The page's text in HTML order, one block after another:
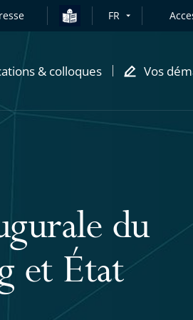
FR
& colloques Vos
du
et État